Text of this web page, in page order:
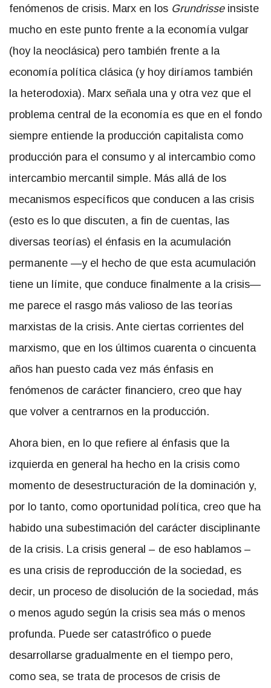
fenómenos de crisis. Marx en los Grundrisseinsiste
mucho en este punto frente a la economía vulgar
(hoy la neoclásica) pero también frente a la
economía política clásica (y hoy diríamos también
la heterodoxia). Marx señala una y otra vez que el
problema central de la economía es que en el fondo
siempre entiende la producción capitalista como
producción para el consumo y al intercambio como
intercambio mercantil simple. Más allá de los
mecanismos específicos que conducen a las crisis
(esto es lo que discuten, a fin de cuentas, las
diversas teorías) el énfasis en la acumulación
permanente —y el hecho de que esta acumulación
tiene un límite, que conduce finalmente a la crisis—
me parece el rasgo más valioso de las teorías
marxistas de la crisis. Ante ciertas corrientes del
marxismo, que en los últimos cuarenta o cincuenta
años han puesto cada vez más énfasis en
fenómenos de carácter financiero, creo que hay
que volver a centrarnos en la producción.
Ahora bien, en lo que refiere al énfasis que la
izquierda en general ha hecho en la crisis como
momento de desestructuración de la dominación y,
por lo tanto, como oportunidad política, creo que ha
habido una subestimación del carácter disciplinante
de la crisis. La crisis general – de eso hablamos –
es una crisis de reproducción de la sociedad, es
decir, un proceso de disolución de la sociedad, más
o menos agudo según la crisis sea más o menos
profunda. Puede ser catastrófico o puede
desarrollarse gradualmente en el tiempo pero,
como sea, se trata de procesos de crisis de